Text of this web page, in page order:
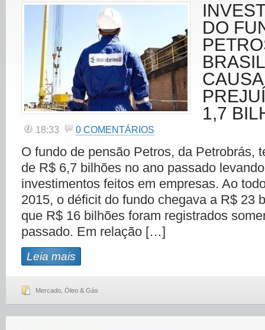
DO
BRASIL
1,7
18:33 0 COMENTÁRIOS
O fundo de pensão Petros, da Petrobrás,
de R$ 6,7 bilhões no ano passado
investimentos feitos em empresas. Ao
2015, o déficit do fundo chegava a R$ 23
que R$ 16 bilhões foram registrados
passado. Em relação […]
Leia mais
Mercado Óleo & Gás